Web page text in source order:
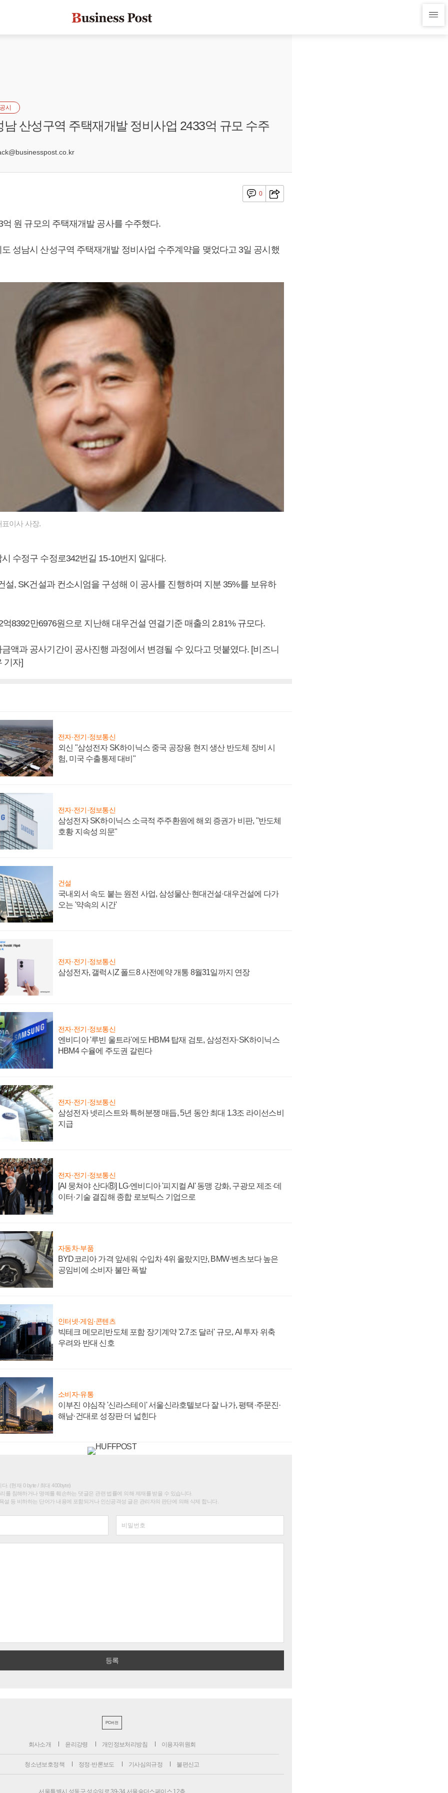
공시
남 산성구역 주택재개발 정비사업 2433억 규모 수주
0
억 원 규모의 주택재개발 공사를 수주했다.
성남시 산성구역 주택재개발 정비사업 수주계약을 맺었다고 3일 공시했
이사 사장.
수정구 수정로342번길 15-10번지 일대다.
설, SK건설과 컨소시엄을 구성해 이 공사를 진행하며 지분 35%를 보유하
8392만6976원으로 지난해 대우건설 연결기준 매출의 2.81% 규모다.
액과 공사기간이 공사진행 과정에서 변경될 수 있다고 덧붙였다. [비즈니
기자]
전자·전기·정보통신
외신 "삼성전자 SK하이닉스 중국 공장용 현지 생산 반도체 장비 시
험, 미국 수출통제 대비"
전자·전기·정보통신
삼성전자 SK하이닉스 소극적 주주환원에 해외 증권가 비판, "반도체
호황 지속성 의문"
건설
국내외서 속도 붙는 원전 사업, 삼성물산·현대건설·대우건설에 다가
오는 '약속의 시간'
전자·전기·정보통신
삼성전자, 갤럭시Z 폴드8 사전예약 개통 8월31일까지 연장
전자·전기·정보통신
엔비디아 '루빈 울트라'에도 HBM4 탑재 검토, 삼성전자·SK하이닉스
HBM4 수율에 주도권 갈린다
전자·전기·정보통신
삼성전자 넷리스트와 특허분쟁 매듭, 5년 동안 최대 1.3조 라이선스비
지급
전자·전기·정보통신
[AI 뭉쳐야 산다⑧] LG·엔비디아 '피지컬 AI' 동맹 강화, 구광모 제조·데
이터·기술 결집해 종합 로보틱스 기업으로
자동차·부품
BYD코리아 가격 앞세워 수입차 4위 올랐지만, BMW·벤츠보다 높은
공임비에 소비자 불만 폭발
인터넷·게임·콘텐츠
빅테크 메모리반도체 포함 장기계약 '2.7조 달러' 규모, AI 투자 위축
우려와 반대 신호
소비자·유통
이부진 야심작 '신라스테이' 서울신라호텔보다 잘 나가, 평택·주문진·
해남·건대로 성장판 더 넓힌다
. (현재 0 byte / 최대 400byte)
를 침해하거나 명예를 훼손하는 댓글은 관련 법률에 의해 제재를 받을 수 있습니다.
설 등 비하하는 단어가 내용에 포함되거나 인신공격성 글은 관리자의 판단에 의해 삭제 합니다.
PC버전
회사소개 윤리강령 개인정보처리방침 이용자위원회
청소년보호정책 정정·반론보도 기사심의규정 불편신고
서울특별시 성동구 성수일로 39-34 서울숲더스페이스 12층